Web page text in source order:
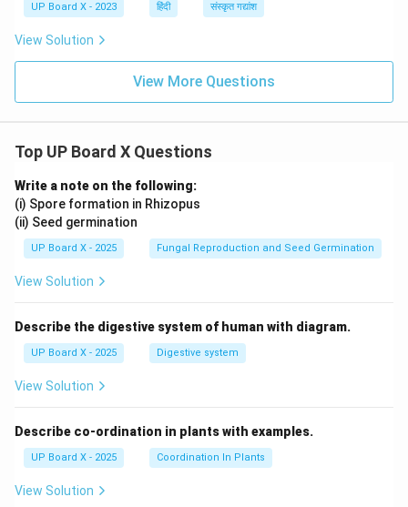
UP Board X - 2023 हिंदी संस्कृत गद्यांश
View Solution
View More Questions
Top UP Board X Questions
Write a note on the following:
(i) Spore formation in Rhizopus
(ii) Seed germination
UP Board X - 2025 Fungal Reproduction and Seed Germination
View Solution
Describe the digestive system of human with diagram.
UP Board X - 2025 Digestive system
View Solution
Describe co-ordination in plants with examples.
UP Board X - 2025 Coordination In Plants
View Solution